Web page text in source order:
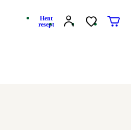
Hent
resept